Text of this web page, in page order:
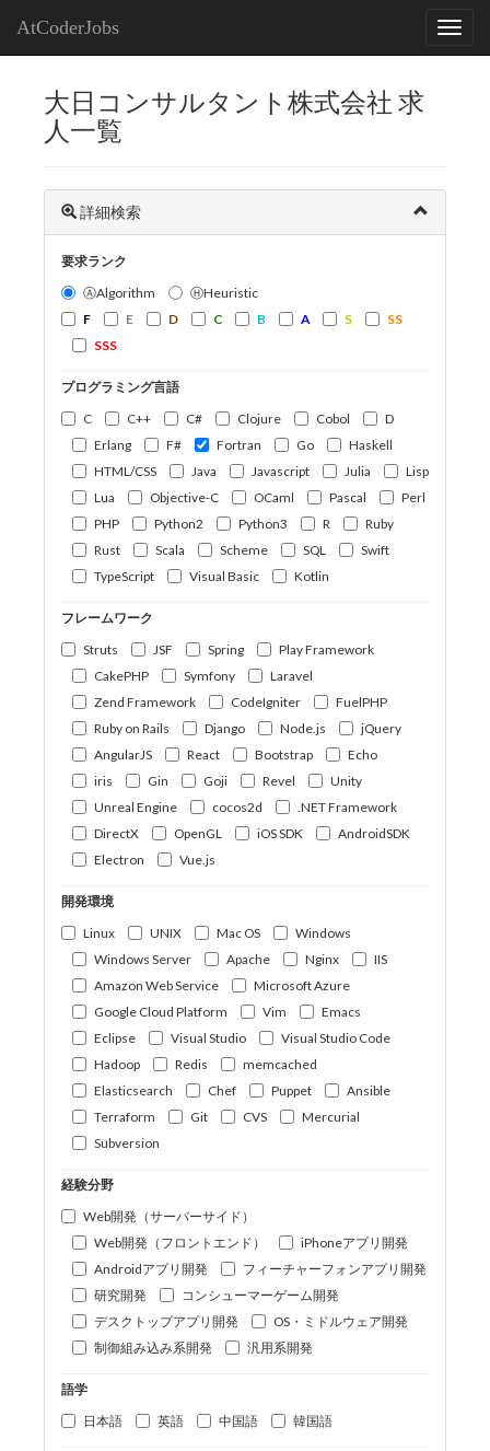
AtCoderJobs
大日コンサルタント株式会社 求
人一覧
詳細検索
要求ランク
ⒶAlgorithm
ⒽHeuristic
F
E D C B A S
SS
SSS
プログラミング言語
C
C++ C# Clojure Cobol
D
Erlang
F# Fortran Go
Haskell
HTML/CSS
Java Javascript Julia
Lisp
Lua
Objective-C OCaml Pascal
Perl
PHP
Python2 Python3 R
Ruby
Rust
Scala Scheme SQL
Swift
TypeScript
Visual Basic Kotlin
フレームワーク
Struts
JSF Spring
Play Framework
CakePHP
Symfony
Laravel
Zend Framework
CodeIgniter
FuelPHP
Ruby on Rails
Django Node.js
jQuery
AngularJS
React Bootstrap
Echo
iris
Gin Goji Revel
Unity
Unreal Engine
cocos2d
.NET Framework
DirectX
OpenGL iOS SDK
AndroidSDK
Electron
Vue.js
開発環境
Linux
UNIX Mac OS
Windows
Windows Server
Apache Nginx
IIS
Amazon Web Service
Microsoft Azure
Google Cloud Platform
Vim
Emacs
Eclipse
Visual Studio
Visual Studio Code
Hadoop
Redis
memcached
Elasticsearch
Chef Puppet
Ansible
Terraform
Git CVS
Mercurial
Subversion
経験分野
Web開発（サーバーサイド）
Web開発（フロントエンド）
iPhoneアプリ開発
Androidアプリ開発
フィーチャーフォンアプリ開発
研究開発
コンシューマーゲーム開発
デスクトップアプリ開発
OS・ミドルウェア開発
制御組み込み系開発
汎用系開発
語学
日本語
英語 中国語 韓国語